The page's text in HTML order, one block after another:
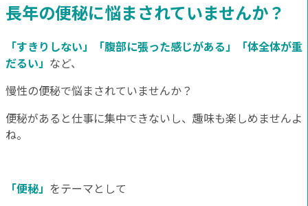
長年の便秘に悩まされていませんか？
「すきりしない」「腹部に張った感じがある」「体全体が重
だるい」 など、
慢性の便秘で悩まされていませんか？
便秘があると仕事に集中できないし、趣味も楽しめませんよ
ね。
「便秘」 をテーマとして